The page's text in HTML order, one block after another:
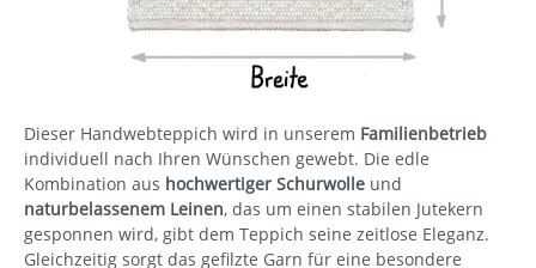
Dieser Handwebteppich wird in unserem Familienbetrieb
individuell nach Ihren Wünschen gewebt. Die edle
Kombination aus hochwertiger Schurwolle und
naturbelassenem Leinen, das um einen stabilen Jutekern
gesponnen wird, gibt dem Teppich seine zeitlose Eleganz.
Gleichzeitig sorgt das gefilzte Garn für eine besondere